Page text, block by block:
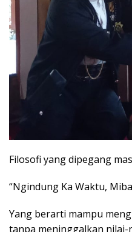
Filosofi yang dipegang
“Ngindung Ka Waktu,
Yang berarti mampu
tanpa meninggalkan nilai-